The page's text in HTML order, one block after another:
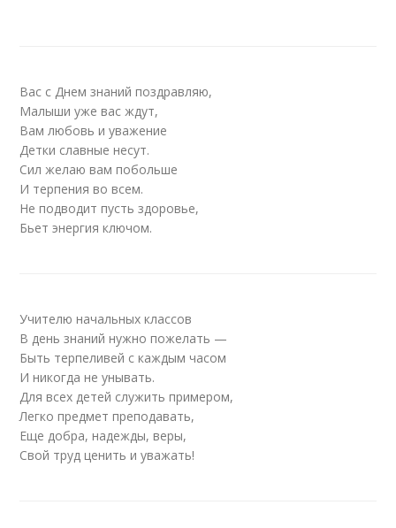
Вас с Днем знаний поздравляю,
Малыши уже вас ждут,
Вам любовь и уважение
Детки славные несут.
Сил желаю вам побольше
И терпения во всем.
Не подводит пусть здоровье,
Бьет энергия ключом.
Учителю начальных классов
В день знаний нужно пожелать —
Быть терпеливей с каждым часом
И никогда не унывать.
Для всех детей служить примером,
Легко предмет преподавать,
Еще добра, надежды, веры,
Свой труд ценить и уважать!